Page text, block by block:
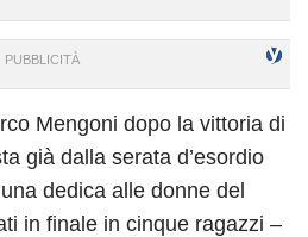
Mengoni dopo la vittoria di
già dalla serata d’esordio
dedica alle donne del
in finale in cinque ragazzi –